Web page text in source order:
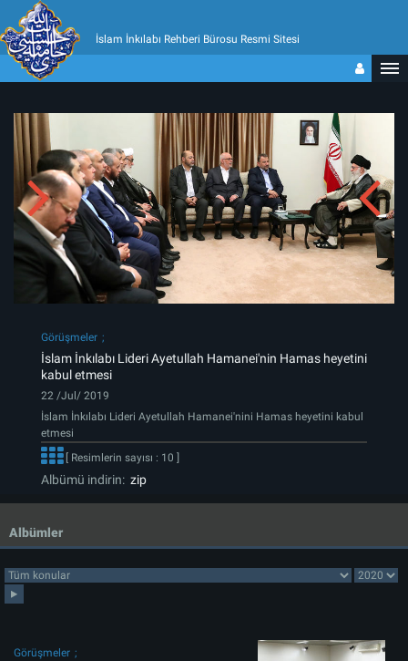
İslam İnkılabı Rehberi Bürosu Resmi Sitesi
Görüşmeler
İslam İnkılabı Lideri Ayetullah Hamanei'nin Hamas heyetini
kabul etmesi
22 /Jul/ 2019
İslam İnkılabı Lideri Ayetullah Hamanei'nini Hamas heyetini kabul
etmesi
[ Resimlerin sayısı : 10 ]
Albümü indirin: zip
Albümler
Görüşmeler